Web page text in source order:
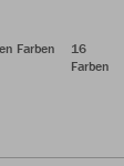
Farben
16
Farben